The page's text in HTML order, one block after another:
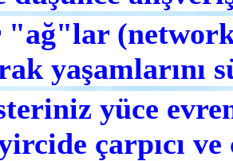
"ağ"lar
yaşamlarını
yüce
çarpıcı